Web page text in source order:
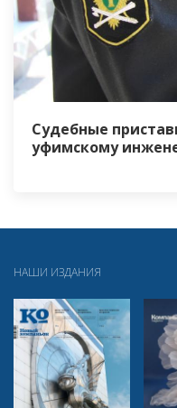
Судебные
уфимскому
НАШИ ИЗДАНИЯ